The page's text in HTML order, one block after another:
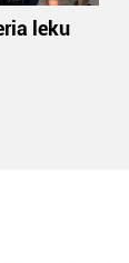
leku